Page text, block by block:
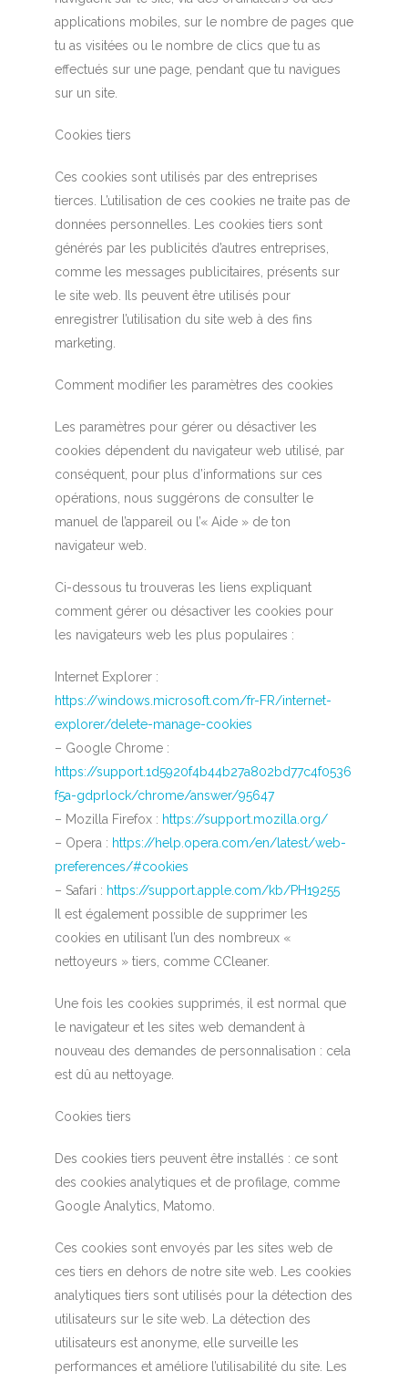
applications mobiles, sur le nombre de pages que
tu as visitées ou le nombre de clics que tu as
effectués sur une page, pendant que tu navigues
sur un site.
Cookies tiers
Ces cookies sont utilisés par des entreprises
tierces. L’utilisation de ces cookies ne traite pas de
données personnelles. Les cookies tiers sont
générés par les publicités d’autres entreprises,
comme les messages publicitaires, présents sur
le site web. Ils peuvent être utilisés pour
enregistrer l’utilisation du site web à des fins
marketing.
Comment modifier les paramètres des cookies
Les paramètres pour gérer ou désactiver les
cookies dépendent du navigateur web utilisé, par
conséquent, pour plus d’informations sur ces
opérations, nous suggérons de consulter le
manuel de l’appareil ou l’« Aide » de ton
navigateur web.
Ci-dessous tu trouveras les liens expliquant
comment gérer ou désactiver les cookies pour
les navigateurs web les plus populaires :
Internet Explorer :
https://windows.microsoft.com/fr-FR/internet-
explorer/delete-manage-cookies
– Google Chrome :
https://support.1d5920f4b44b27a802bd77c4f0536
f5a-gdprlock/chrome/answer/95647
– Mozilla Firefox : https://support.mozilla.org/
– Opera : https://help.opera.com/en/latest/web-
preferences/#cookies
– Safari : https://support.apple.com/kb/PH19255
Il est également possible de supprimer les
cookies en utilisant l’un des nombreux «
nettoyeurs » tiers, comme CCleaner.
Une fois les cookies supprimés, il est normal que
le navigateur et les sites web demandent à
nouveau des demandes de personnalisation : cela
est dû au nettoyage.
Cookies tiers
Des cookies tiers peuvent être installés : ce sont
des cookies analytiques et de profilage, comme
Google Analytics, Matomo.
Ces cookies sont envoyés par les sites web de
ces tiers en dehors de notre site web. Les cookies
analytiques tiers sont utilisés pour la détection des
utilisateurs sur le site web. La détection des
utilisateurs est anonyme, elle surveille les
performances et améliore l’utilisabilité du site. Les